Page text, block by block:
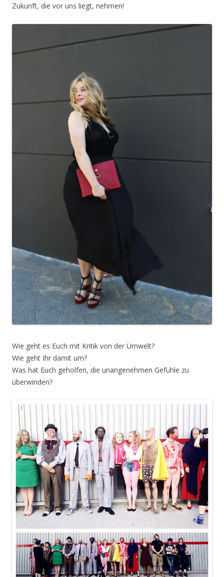
Zukunft, die vor uns liegt, nehmen!
Wie geht es Euch mit Kritik von der Umwelt?
Wie geht Ihr damit um?
Was hat Euch geholfen, die unangenehmen Gefühle zu
überwinden?